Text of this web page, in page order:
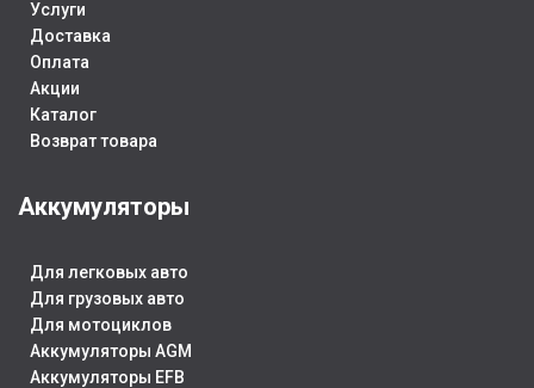
ПУСКОВОЙ ТОК
ГАБАРИТЫ
242x175x190
СТРАНА ИЗГ. Россия
24 месяца
Услуги
Доставка
Оплата
Акции
Каталог
Возврат товара
Аккумуляторы
Для легковых авто
Для грузовых авто
Для мотоциклов
Аккумуляторы AGM
Аккумуляторы EFB